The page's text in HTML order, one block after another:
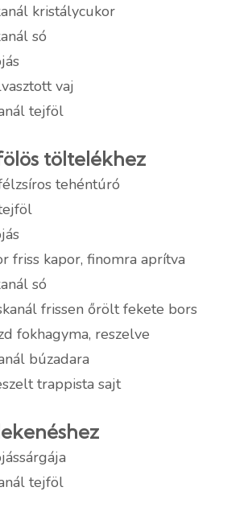
kristálycukor
só
vaj
tejföl
töltelékhez
tehéntúró
friss kapor, finomra aprítva
só
frissen őrölt fekete bors
fokhagyma, reszelve
búzadara
trappista sajt
tejföl